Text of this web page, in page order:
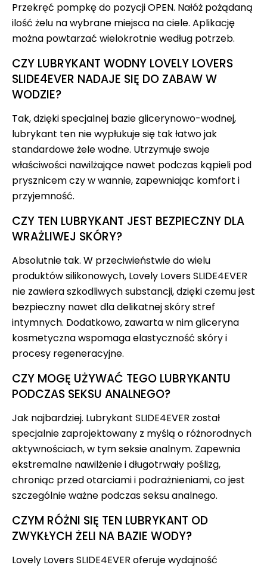
Przekręć pompkę do pozycji OPEN. Nałóż pożądaną
ilość żelu na wybrane miejsca na ciele. Aplikację
można powtarzać wielokrotnie według potrzeb.
CZY LUBRYKANT WODNY LOVELY LOVERS
SLIDE4EVER NADAJE SIĘ DO ZABAW W
WODZIE?
Tak, dzięki specjalnej bazie glicerynowo-wodnej,
lubrykant ten nie wypłukuje się tak łatwo jak
standardowe żele wodne. Utrzymuje swoje
właściwości nawilżające nawet podczas kąpieli pod
prysznicem czy w wannie, zapewniając komfort i
przyjemność.
CZY TEN LUBRYKANT JEST BEZPIECZNY DLA
WRAŻLIWEJ SKÓRY?
Absolutnie tak. W przeciwieństwie do wielu
produktów silikonowych, Lovely Lovers SLIDE4EVER
nie zawiera szkodliwych substancji, dzięki czemu jest
bezpieczny nawet dla delikatnej skóry stref
intymnych. Dodatkowo, zawarta w nim gliceryna
kosmetyczna wspomaga elastyczność skóry i
procesy regeneracyjne.
CZY MOGĘ UŻYWAĆ TEGO LUBRYKANTU
PODCZAS SEKSU ANALNEGO?
Jak najbardziej. Lubrykant SLIDE4EVER został
specjalnie zaprojektowany z myślą o różnorodnych
aktywnościach, w tym seksie analnym. Zapewnia
ekstremalne nawilżenie i długotrwały poślizg,
chroniąc przed otarciami i podrażnieniami, co jest
szczególnie ważne podczas seksu analnego.
CZYM RÓŻNI SIĘ TEN LUBRYKANT OD
ZWYKŁYCH ŻELI NA BAZIE WODY?
Lovely Lovers SLIDE4EVER oferuje wydajność